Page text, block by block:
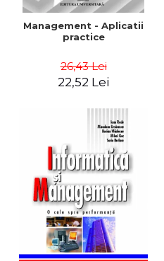
Management - Aplicatii
practice
26,43 Lei
22,52 Lei